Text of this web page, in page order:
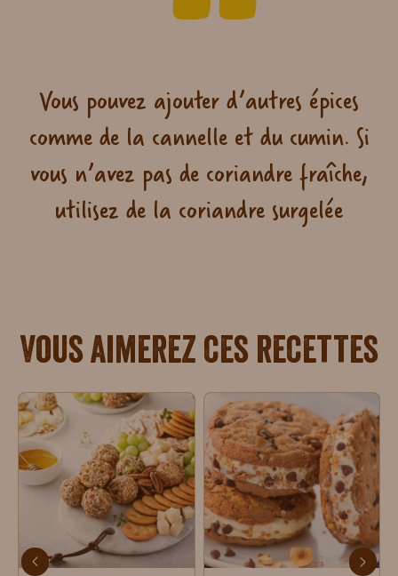
Vous pouvez ajouter d’autres épices
comme de la cannelle et du cumin. Si
vous n’avez pas de coriandre fraîche,
utilisez de la coriandre surgelée
Vous aimerez ces recettes